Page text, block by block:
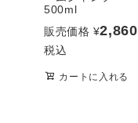
500ml
販売価格 ¥2,860
税込
カートに入れる